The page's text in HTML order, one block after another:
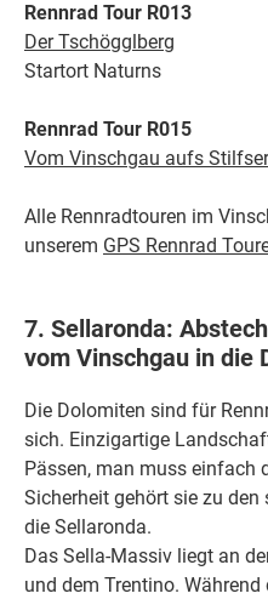
Rennrad Tour R013
Der Tschögglberg
Startort Naturns
Rennrad Tour R015
Vom Vinschgau aufs
Alle Rennradtouren im
unserem GPS Rennrad
7. Sellaronda:
vom Vinschgau in die
Die Dolomiten sind für
sich. Einzigartige
Pässen, man muss einfach
Sicherheit gehört sie zu
die Sellaronda.
Das Sella-Massiv liegt an
und dem Trentino.